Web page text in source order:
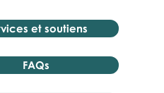
et soutiens
FAQs